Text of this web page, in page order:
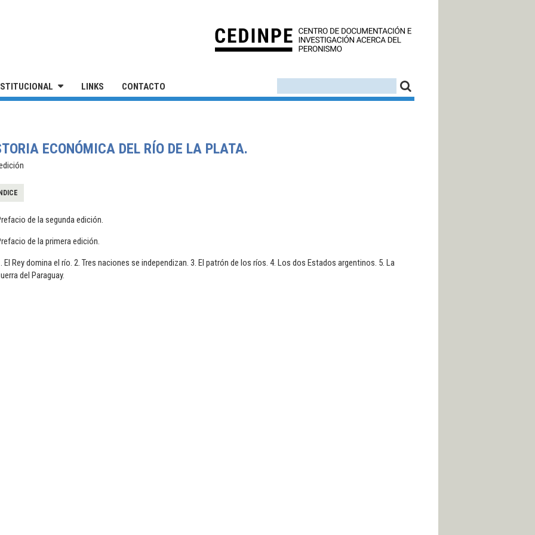
LINKS CONTACTO
ECONÓMICA DEL RÍO DE LA PLATA.
de la segunda edición.
de la primera edición.
El Rey domina el río. 2. Tres naciones se independizan. 3. El patrón de los ríos. 4. Los dos Estados argentinos. 5. La
del Paraguay.